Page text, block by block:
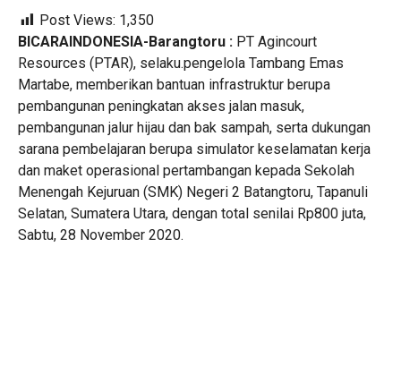
Post Views: 1,350
BICARAINDONESIA-Barangtoru : PT Agincourt
Resources (PTAR), selaku.pengelola Tambang Emas
Martabe, memberikan bantuan infrastruktur berupa
pembangunan peningkatan akses jalan masuk,
pembangunan jalur hijau dan bak sampah, serta dukungan
sarana pembelajaran berupa simulator keselamatan kerja
dan maket operasional pertambangan kepada Sekolah
Menengah Kejuruan (SMK) Negeri 2 Batangtoru, Tapanuli
Selatan, Sumatera Utara, dengan total senilai Rp800 juta,
Sabtu, 28 November 2020.